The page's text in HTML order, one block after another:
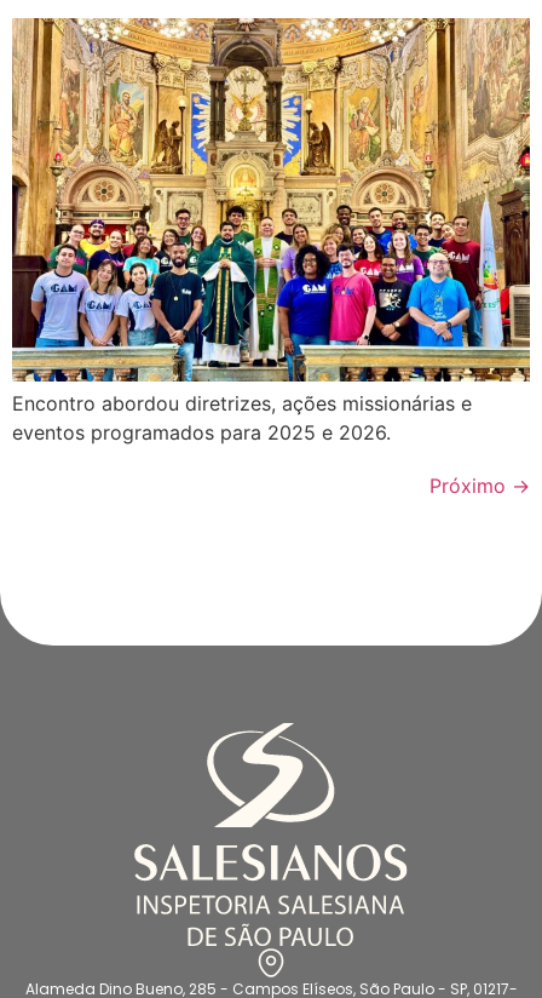
Encontro abordou diretrizes, ações missionárias e
eventos programados para 2025 e 2026.
Próximo →
Alameda Dino Bueno, 285 - Campos Elíseos, São Paulo - SP, 01217-